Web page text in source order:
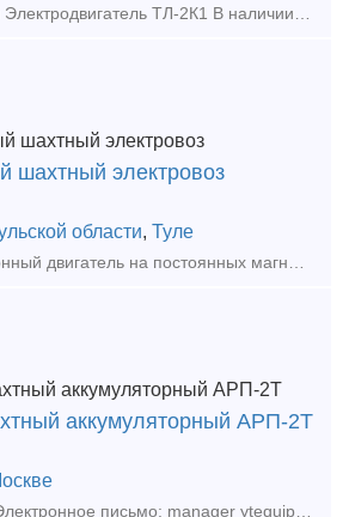
Продадим Тяговый Электродвигатель ТЛ-2К1 В наличии несколько штук. Сняты с рабочей машины.
шахтный электровоз
области, Туле
аккумуляторный АРП-2Т